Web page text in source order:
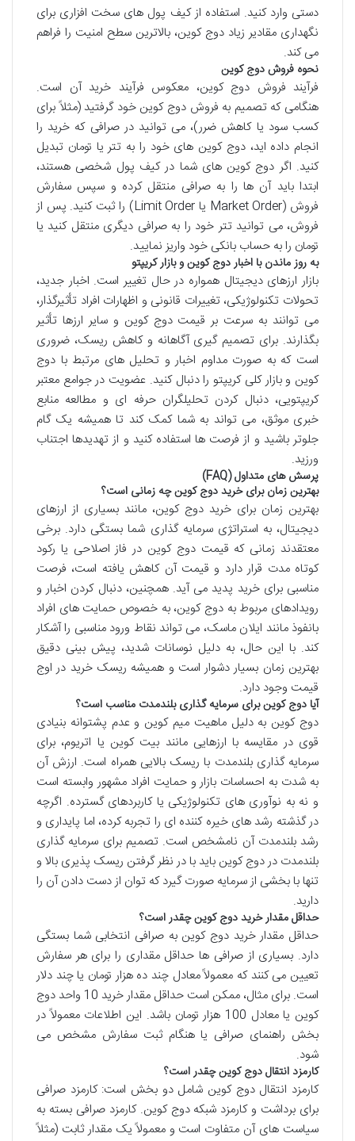
دستی وارد کنید. استفاده از کیف پول های سخت افزاری برای
نگهداری مقادیر زیاد دوج کوین، بالاترین سطح امنیت را فراهم
می کند.
نحوه فروش دوج کوین
فرآیند فروش دوج کوین، معکوس فرآیند خرید آن است.
هنگامی که تصمیم به فروش دوج کوین خود گرفتید (مثلاً برای
کسب سود یا کاهش ضرر)، می توانید در صرافی که خرید را
انجام داده اید، دوج کوین های خود را به تتر یا تومان تبدیل
کنید. اگر دوج کوین های شما در کیف پول شخصی هستند،
ابتدا باید آن ها را به صرافی منتقل کرده و سپس سفارش
فروش (Market Order یا Limit Order) را ثبت کنید. پس از
فروش، می توانید تتر خود را به صرافی دیگری منتقل کنید یا
تومان را به حساب بانکی خود واریز نمایید.
به روز ماندن با اخبار دوج کوین و بازار کریپتو
بازار ارزهای دیجیتال همواره در حال تغییر است. اخبار جدید،
تحولات تکنولوژیکی، تغییرات قانونی و اظهارات افراد تأثیرگذار،
می توانند به سرعت بر قیمت دوج کوین و سایر ارزها تأثیر
بگذارند. برای تصمیم گیری آگاهانه و کاهش ریسک، ضروری
است که به صورت مداوم اخبار و تحلیل های مرتبط با دوج
کوین و بازار کلی کریپتو را دنبال کنید. عضویت در جوامع معتبر
کریپتویی، دنبال کردن تحلیلگران حرفه ای و مطالعه منابع
خبری موثق، می تواند به شما کمک کند تا همیشه یک گام
جلوتر باشید و از فرصت ها استفاده کنید و از تهدیدها اجتناب
ورزید.
پرسش های متداول (FAQ)
بهترین زمان برای خرید دوج کوین چه زمانی است؟
بهترین زمان برای خرید دوج کوین، مانند بسیاری از ارزهای
دیجیتال، به استراتژی سرمایه گذاری شما بستگی دارد. برخی
معتقدند زمانی که قیمت دوج کوین در فاز اصلاحی یا رکود
کوتاه مدت قرار دارد و قیمت آن کاهش یافته است، فرصت
مناسبی برای خرید پدید می آید. همچنین، دنبال کردن اخبار و
رویدادهای مربوط به دوج کوین، به خصوص حمایت های افراد
بانفوذ مانند ایلان ماسک، می تواند نقاط ورود مناسبی را آشکار
کند. با این حال، به دلیل نوسانات شدید، پیش بینی دقیق
بهترین زمان بسیار دشوار است و همیشه ریسک خرید در اوج
قیمت وجود دارد.
آیا دوج کوین برای سرمایه گذاری بلندمدت مناسب است؟
دوج کوین به دلیل ماهیت میم کوین و عدم پشتوانه بنیادی
قوی در مقایسه با ارزهایی مانند بیت کوین یا اتریوم، برای
سرمایه گذاری بلندمدت با ریسک بالایی همراه است. ارزش آن
به شدت به احساسات بازار و حمایت افراد مشهور وابسته است
و نه به نوآوری های تکنولوژیکی یا کاربردهای گسترده. اگرچه
در گذشته رشد های خیره کننده ای را تجربه کرده، اما پایداری و
رشد بلندمدت آن نامشخص است. تصمیم برای سرمایه گذاری
بلندمدت در دوج کوین باید با در نظر گرفتن ریسک پذیری بالا و
تنها با بخشی از سرمایه صورت گیرد که توان از دست دادن آن را
دارید.
حداقل مقدار خرید دوج کوین چقدر است؟
حداقل مقدار خرید دوج کوین به صرافی انتخابی شما بستگی
دارد. بسیاری از صرافی ها حداقل مقداری را برای هر سفارش
تعیین می کنند که معمولاً معادل چند ده هزار تومان یا چند دلار
است. برای مثال، ممکن است حداقل مقدار خرید 10 واحد دوج
کوین یا معادل 100 هزار تومان باشد. این اطلاعات معمولاً در
بخش راهنمای صرافی یا هنگام ثبت سفارش مشخص می
شود.
کارمزد انتقال دوج کوین چقدر است؟
کارمزد انتقال دوج کوین شامل دو بخش است: کارمزد صرافی
برای برداشت و کارمزد شبکه دوج کوین. کارمزد صرافی بسته به
سیاست های آن متفاوت است و معمولاً یک مقدار ثابت (مثلاً